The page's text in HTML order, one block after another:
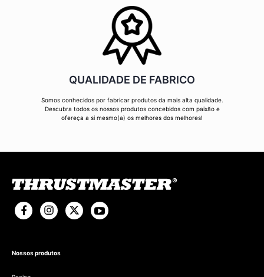
QUALIDADE DE FABRICO
Somos conhecidos por fabricar produtos da mais alta qualidade.
Descubra todos os nossos produtos concebidos com paixão e
ofereça a si mesmo(a) os melhores dos melhores!
Nossos produtos